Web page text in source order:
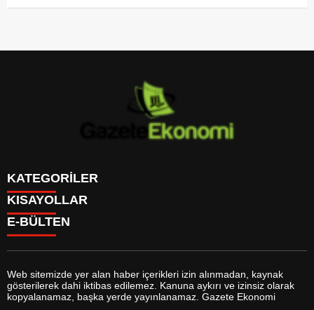
KATEGORİLER
GÜNDEM
DÜNYA
SİYASET
MAGAZİN
SAĞLIK
EĞİTİM
YAŞAM
KISAYOLLAR
BURÇLAR
FİKSTÜR
FİRMA EKLE
FİRMA REHBERİ
E-BÜLTEN
gazeteekonomi.com e-bültenine abone olarak, tarafınıza haber,
Web sitemizde yer alan haber içerikleri izin alınmadan, kaynak
gösterilerek dahi iktibas edilemez. Kanuna aykırı ve izinsiz olarak
kopyalanamaz, başka yerde yayınlanamaz. Gazete Ekonomi